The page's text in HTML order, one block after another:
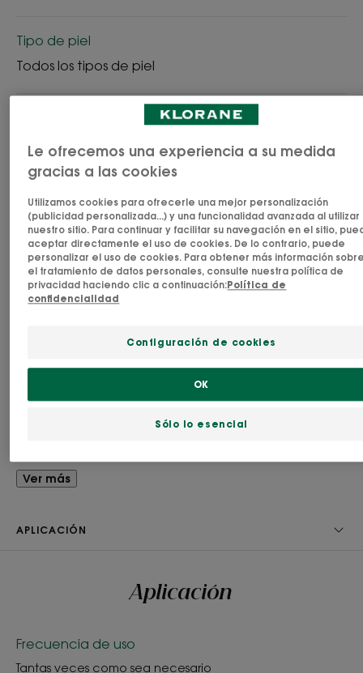
Tipo de piel
Todos los tipos de piel
Fotoenvejecimiento - Fotoprotección
Inspirada en los rituales de cuidado de la piel de la
Polinesia, la crema solar facial extrae sus beneficios
de 2 activos naturales: El monoï y el tamanu BIO.
Con filtros solares que protegen de los rayos UV y
queda protegida y realzada con pigmentos
gracias a los pigmentos iluminadores. La crema
solar sublime para rostro es adecuada para todo
tipo de pieles. Disponible en SPF 30 y SPF 50+.
Ventaja
pesadez ni marcas blancas. La fórmula no grasa y
- Protege eficazmente el rostro de los rayos UVB y
Ver más
APLICACIÓN
Aplicación
Frecuencia de uso
Tantas veces como sea necesario
Le ofrecemos una experiencia a su medida
gracias a las cookies
Utilizamos cookies para ofrecerle una mejor personalización
(publicidad personalizada...) y una funcionalidad avanzada al utilizar
nuestro sitio. Para continuar y facilitar su navegación en el sitio,
aceptar directamente el uso de cookies. De lo contrario, puede
personalizar el uso de cookies. Para obtener más información
el tratamiento de datos personales, consulte nuestra política de
privacidad haciendo clic a continuación:Política de
confidencialidad
Configuración de cookies
Sólo lo esencial
OK